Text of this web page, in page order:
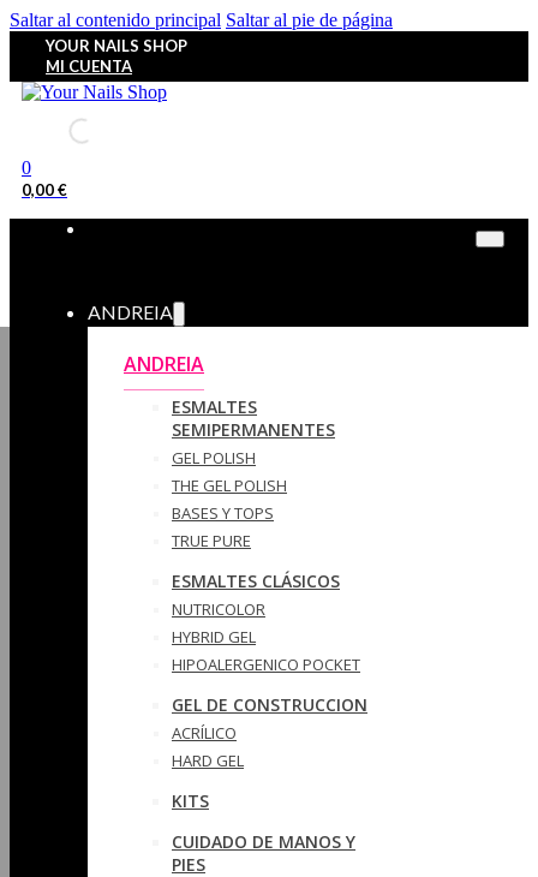
Saltar al contenido principal Saltar al pie de página
YOUR NAILS SHOP
MI CUENTA
0
0,00€
ANDREIA
ANDREIA
ESMALTES
SEMIPERMANENTES
GEL POLISH
THE GEL POLISH
BASES Y‎ TOPS
TRUE PURE
ESMALTES CLÁSICOS
NUTRICOLOR
HYBRID GEL
HIPOALERGENICO POCKET
GEL DE CONSTRUCCION
ACRÍLICO
HARD GEL
KITS
CUIDADO DE MANOS Y
PIES